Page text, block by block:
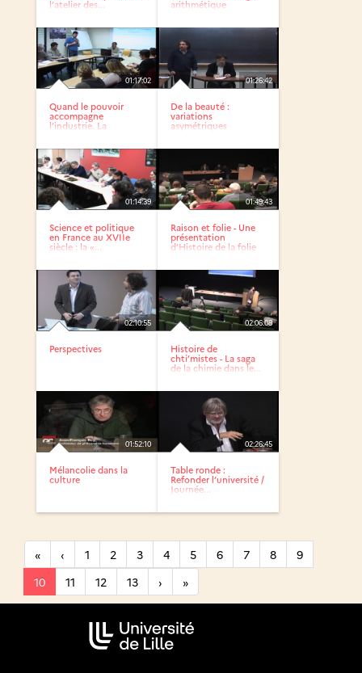
l’atelier des...
arithmétique
01:17:02
Quand le pouvoir
accompagne
l’industrie. La
01:26:42
De la beauté :
variations
asymétriques
01:14:39
Science et politique
en France au XVIIe
siècle : la «...
01:49:43
Raison et folie - Une
présentation
d’Histoire de la folie
02:10:55
Perspectives
02:06:08
Histoire de
chti’mistes - La saga
de la chimie dans le...
01:52:10
Mélancolie dans la
culture
02:26:45
Table ronde :
Refonder l’université /
Journée...
« ‹ 1 2 3 4 5 6 7 8
9
10
11 12 13 › »